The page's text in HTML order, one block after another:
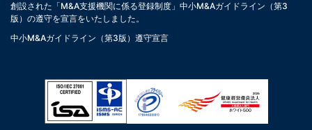
創設された「M&A支援機関に係る登録制度」中小M&Aガイドライン（第3
版）の遵守を宣言をいたしました。
中小M&Aガイドライン（第3版）遵守宣言